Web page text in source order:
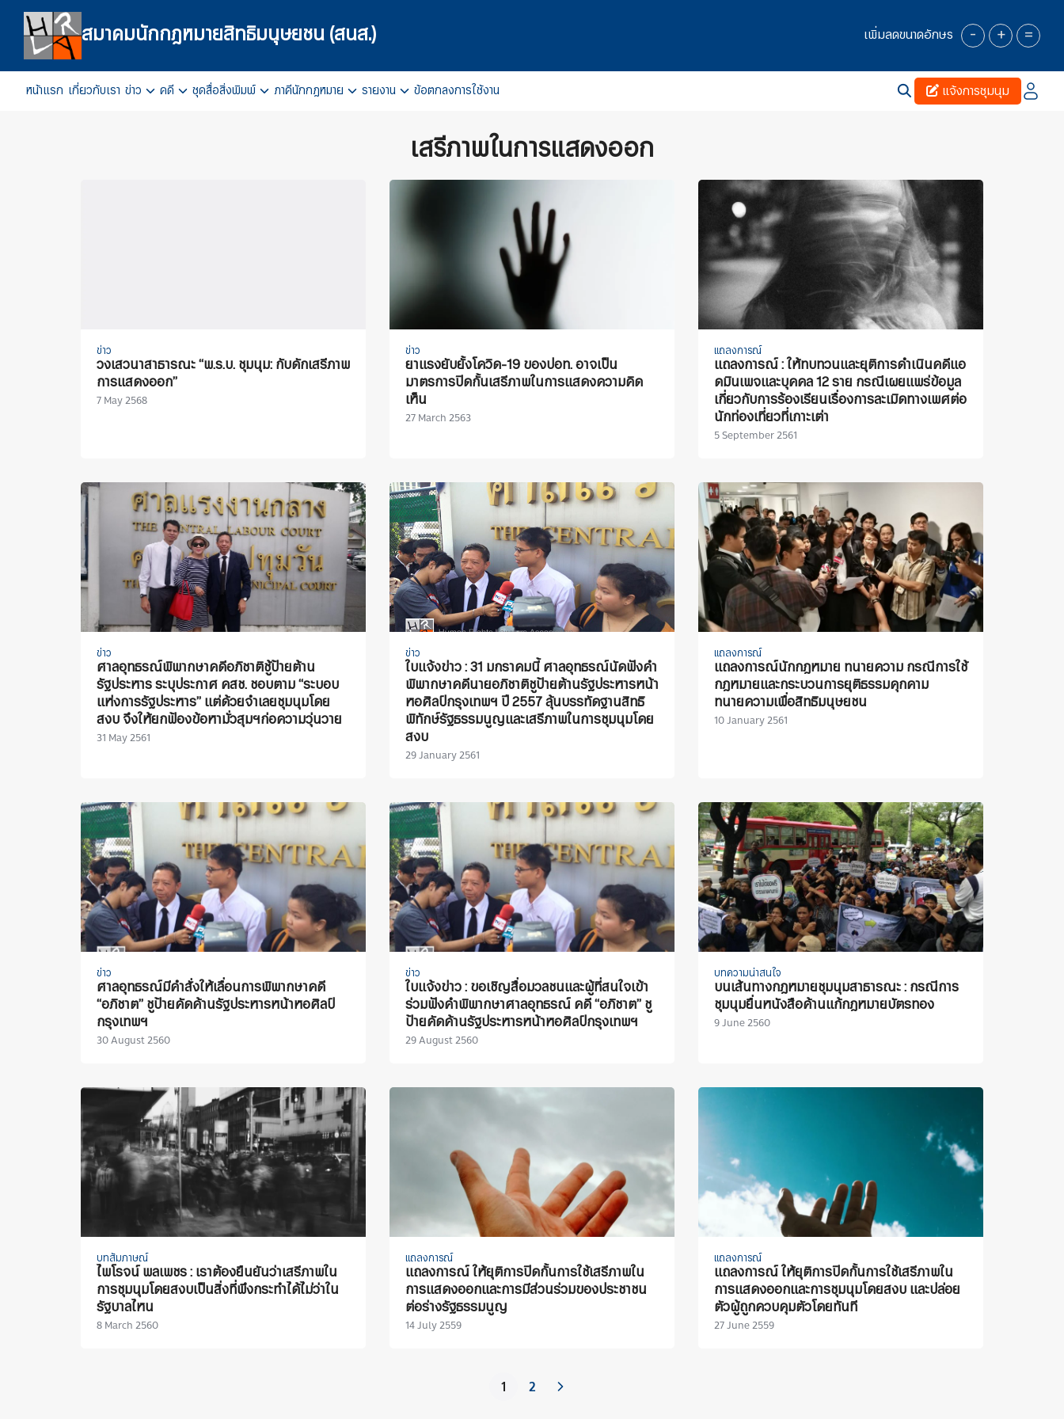
Skip
content
สมาคมนักกฎหมายสิทธิมนุษยชน (สนส.) เพิ่มลดขนาดอักษร - + =
หน้าแรก เกี่ยวกับเรา ข่าว คดี ชุดสื่อสิ่งพิมพ์ ภาคีนักกฎหมาย รายงาน ข้อตกลงการใช้งาน แจ้งการชุมนุม
เสรีภาพในการแสดงออก
ข่าว
วงเสวนาสาธารณะ “พ.ร.บ. ชุมนุม: กับดักเสรีภาพ
การแสดงออก”
7 May 2568
ข่าว
ยาแรงยับยั้งโควิด-19 ของปอท. อาจเป็น
มาตรการปิดกั้นเสรีภาพในการแสดงความคิด
เห็น
27 March 2563
แถลงการณ์
แถลงการณ์ : ให้ทบทวนและยุติการดำเนินคดีแอ
ดมินเพจและบุคคล 12 ราย กรณีเผยแพร่ข้อมูล
เกี่ยวกับการร้องเรียนเรื่องการละเมิดทางเพศต่อ
นักท่องเที่ยวที่เกาะเต่า
5 September 2561
ข่าว
ศาลอุทธรณ์พิพากษาคดีอภิชาติชู้ป้ายต้าน
รัฐประหาร ระบุประกาศ คสช. ชอบตาม “ระบอบ
แห่งการรัฐประหาร” แต่ด้วยจำเลยชุมนุมโดย
สงบ จึงให้ยกฟ้องข้อหามั่วสุมฯก่อความวุ่นวาย
31 May 2561
ข่าว
ใบแจ้งข่าว : 31 มกราคมนี้ ศาลอุทธรณ์นัดฟังคำ
พิพากษาคดีนายอภิชาติชูป้ายต้านรัฐประหารหน้า
หอศิลป์กรุงเทพฯ ปี 2557 ลุ้นบรรทัดฐานสิทธิ
พิทักษ์รัฐธรรมนูญและเสรีภาพในการชุมนุมโดย
สงบ
29 January 2561
แถลงการณ์
แถลงการณ์นักกฎหมาย ทนายความ กรณีการใช้
กฎหมายและกระบวนการยุติธรรมคุกคาม
ทนายความเพื่อสิทธิมนุษยชน
10 January 2561
ข่าว
ศาลอุทธรณ์มีคำสั่งให้เลื่อนการพิพากษาคดี
“อภิชาต” ชูป้ายคัดค้านรัฐประหารหน้าหอศิลป์
กรุงเทพฯ
30 August 2560
ข่าว
ใบแจ้งข่าว : ขอเชิญสื่อมวลชนและผู้ที่สนใจเข้า
ร่วมฟังคำพิพากษาศาลอุทธรณ์ คดี “อภิชาต” ชู
ป้ายคัดค้านรัฐประหารหน้าหอศิลป์กรุงเทพฯ
29 August 2560
บทความน่าสนใจ
บนเส้นทางกฎหมายชุมนุมสาธารณะ : กรณีการ
ชุมนุมยื่นหนังสือค้านแก้กฎหมายบัตรทอง
9 June 2560
บทสัมภาษณ์
ไพโรจน์ พลเพชร : เราต้องยืนยันว่าเสรีภาพใน
การชุมนุมโดยสงบเป็นสิ่งที่พึงกระทำได้ไม่ว่าใน
รัฐบาลไหน
8 March 2560
แถลงการณ์
แถลงการณ์ ให้ยุติการปิดกั้นการใช้เสรีภาพใน
การแสดงออกและการมีส่วนร่วมของประชาชน
ต่อร่างรัฐธรรมนูญ
14 July 2559
แถลงการณ์
แถลงการณ์ ให้ยุติการปิดกั้นการใช้เสรีภาพใน
การแสดงออกและการชุมนุมโดยสงบ และปล่อย
ตัวผู้ถูกควบคุมตัวโดยทันที
27 June 2559
1 2